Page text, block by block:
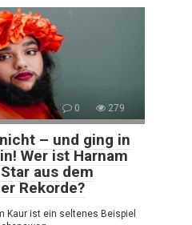
0 279
– und ging in
Wer ist Harnam
aus dem
Rekorde?
Kaur ist ein seltenes Beispiel